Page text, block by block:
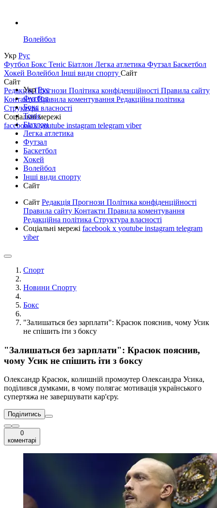
Волейбол
Укр Рус
Футбол Бокс Теніс Біатлон Легка атлетика Футзал Баскетбол
Хокей Волейбол Інші види спорту Сайт
Сайт
РедакціяПрогнози Політика конфіденційності Правила сайту
КонтактиПравила коментування Редакційна політика
Структура власності
Соціальні мережі
facebookxyoutube instagram telegram viber
УкрРус
Футбол
Бокс
Теніс
Біатлон
Легка атлетика
Футзал
Баскетбол
Хокей
Волейбол
Інші види спорту
Сайт
Сайт Редакція Прогнози Політика конфіденційності
Правила сайту Контакти Правила коментування
Редакційна політика Структура власності
Соціальні мережі facebook x youtube instagram telegram
viber
Спорт
Новини Спорту
Бокс
"Залишаться без зарплати": Красюк пояснив, чому Усик
не спішить іти з боксу
"Залишаться без зарплати": Красюк пояснив,
чому Усик не спішить іти з боксу
Олександр Красюк, колишній промоутер Олександра Усика,
поділився думками, в чому полягає мотивація українського
супертяжа не завершувати кар'єру.
Поділитись
0
коментарі